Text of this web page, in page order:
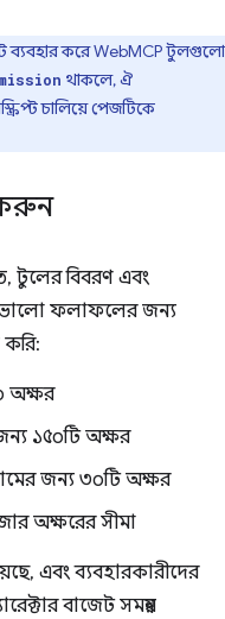
ব্যবহার করে WebMCP টুলগুলো
থাকলে, ঐ
চালিয়ে পেজটিকে
করুন
টুলের বিবরণ এবং
ফলাফলের জন্য
করি:
অক্ষর
জন্য ১৫০টি অক্ষর
জন্য ৩০টি অক্ষর
অক্ষরের সীমা
এবং ব্যবহারকারীদের
বাজেট সমন্বয়